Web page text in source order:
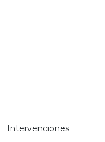
Intervenciones